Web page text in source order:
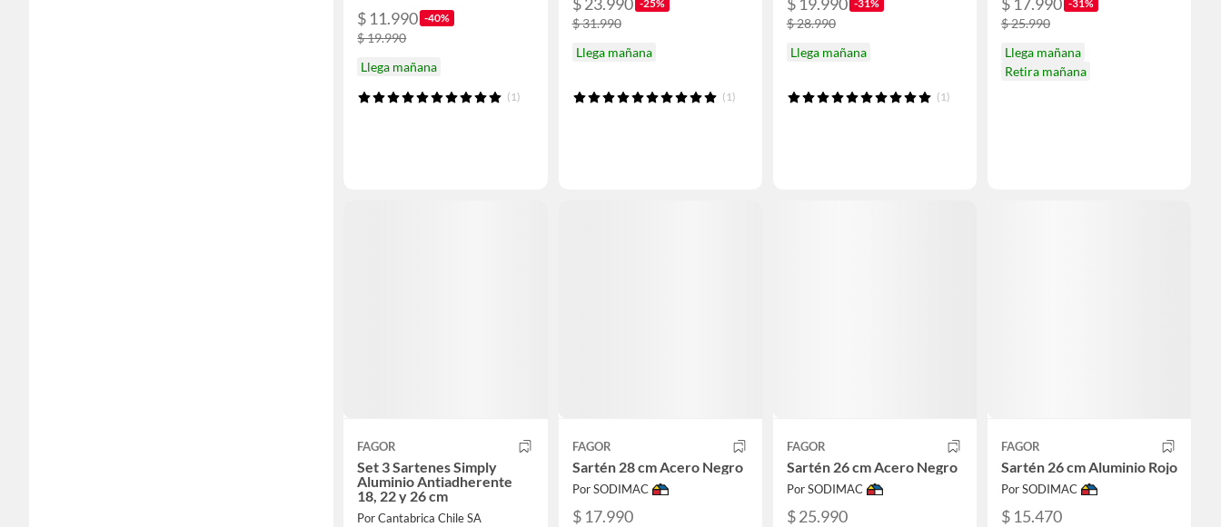
$ 11.990 -40%
$ 19.990
Llega mañana
(1)
-25%
$ 31.990
Llega mañana
(1)
-31%
$ 28.990
Llega mañana
(1)
-31%
$ 25.990
Llega mañana
Retira mañana
FAGOR
Set 3 Sartenes Simply
Aluminio Antiadherente
18, 22 y 26 cm
Por Cantabrica Chile SA
FAGOR
Sartén 28 cm Acero Negro
Por SODIMAC
$ 17.990
FAGOR
Sartén 26 cm Acero Negro
Por SODIMAC
$ 25.990
FAGOR
Sartén 26 cm Aluminio Rojo
Por SODIMAC
$ 15.470